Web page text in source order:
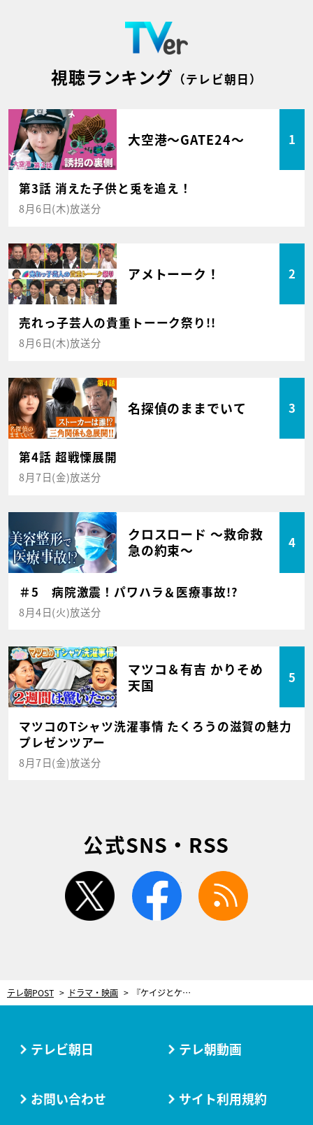
視聴ランキング （テレビ朝日）
大空港～GATE24～ 1
第3話 消えた子供と兎を追え！
8月6日(木)放送分
アメトーーク！ 2
売れっ子芸人の貴重トーーク祭り!!
8月6日(木)放送分
名探偵のままでいて 3
第4話 超戦慄展開
8月7日(金)放送分
クロスロード ～救命救
急の約束～
4
＃5 病院激震！パワハラ＆医療事故!?
8月4日(火)放送分
マツコ＆有吉 かりそめ
天国
5
マツコのTシャツ洗濯事情 たくろうの滋賀の魅力
プレゼンツアー
8月7日(金)放送分
公式SNS・RSS
twitter facebook
テレ朝POST ドラマ・映画 『ケイジとケンジ、時々ハンジ。』吉瀬美智子が襲われる！事件をきっかけに磯村勇斗と“新展開”も
テレビ朝日 テレ朝動画
お問い合わせ サイト利用規約